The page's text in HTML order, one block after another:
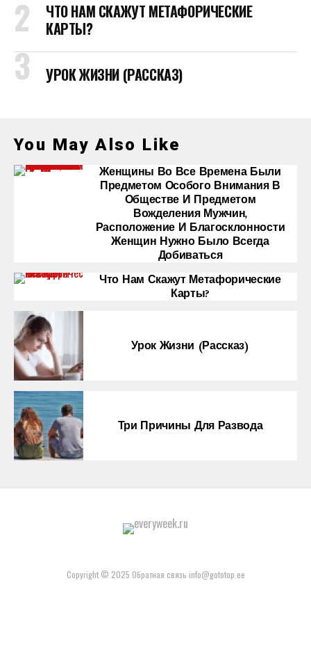
ЧТО НАМ СКАЖУТ МЕТАФОРИЧЕСКИЕ
КАРТЫ?
УРОК ЖИЗНИ (РАССКАЗ)
You May Also Like
Женщины Во Все Времена Были
Предметом Особого Внимания В
Обществе И Предметом
Вожделения Мужчин,
Расположение И Благосклонности
Женщин Нужно Было Всегда
Добиваться
Что Нам Скажут Метафорические
Карты?
Урок Жизни (рассказ)
Три Причины Для Развода
Copyright © 2025 Обратная связь info@gototop.ee